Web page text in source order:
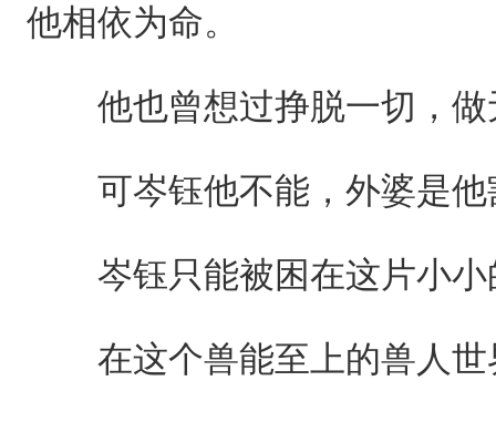
他相依为命。
他也曾想过挣脱一切，做
可岑钰他不能，外婆是他
岑钰只能被困在这片小小
在这个兽能至上的兽人世